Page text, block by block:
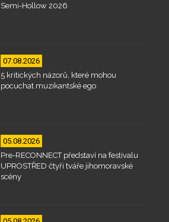
Semi-Hollow 2026
07.08.2026
5 kritických názorů, které mohou
pocuchat muzikantské ego
05.08.2026
Pre-RECONNECT představí na festivalu
UPROSTŘED čtyři tváře jihomoravské
scény